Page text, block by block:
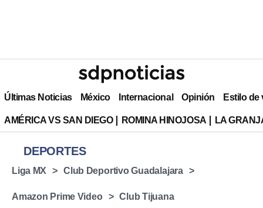
Últimas Noticias México Internacional Opinión Estilo de
AMÉRICA VS SAN DIEGO ROMINA HINOJOSA LA
DEPORTES
Liga MX Club Deportivo Guadalajara
Amazon Prime Video Club Tijuana